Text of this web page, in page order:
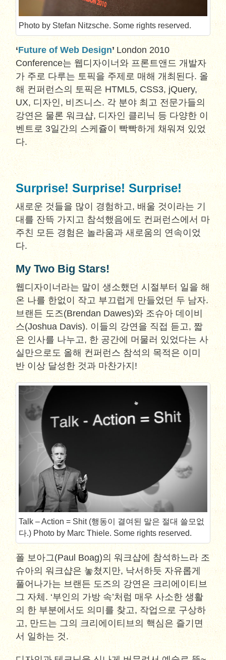
Photo by Stefan Nitzsche. Some rights reserved.
‘Future of Web Design’ London 2010
Conference는 웹디자이너와 프론트앤드 개발자
가 주로 다루는 토픽을 주제로 매해 개최된다. 올
해 컨퍼런스의 토픽은 HTML5, CSS3, jQuery,
UX, 디자인, 비즈니스. 각 분야 최고 전문가들의
강연은 물론 워크샵, 디자인 클리닉 등 다양한 이
벤트로 3일간의 스케쥴이 빡빡하게 채워져 있었
다.
Surprise! Surprise! Surprise!
새로운 것들을 많이 경험하고, 배울 것이라는 기
대를 잔뜩 가지고 참석했음에도 컨퍼런스에서 마
주친 모든 경험은 놀라움과 새로움의 연속이었
다.
My Two Big Stars!
웹디자이너라는 말이 생소했던 시절부터 일을 해
온 나를 한없이 작고 부끄럽게 만들었던 두 남자.
브랜든 도즈(Brendan Dawes)와 조슈아 데이비
스(Joshua Davis). 이들의 강연을 직접 듣고, 짧
은 인사를 나누고, 한 공간에 머물러 있었다는 사
실만으로도 올해 컨퍼런스 참석의 목적은 이미
반 이상 달성한 것과 마찬가지!
Talk – Action = Shit (행동이 결여된 말은 절대 쓸모없
다.) Photo by Marc Thiele. Some rights reserved.
폴 보아그(Paul Boag)의 워크샵에 참석하느라 조
슈아의 워크샵은 놓쳤지만, 낙서하듯 자유롭게
풀어나가는 브랜든 도즈의 강연은 크리에이티브
그 자체. ‘부인의 가방 속’처럼 매우 사소한 생활
의 한 부분에서도 의미를 찾고, 작업으로 구상하
고, 만드는 그의 크리에이티브의 핵심은 즐기면
서 일하는 것.